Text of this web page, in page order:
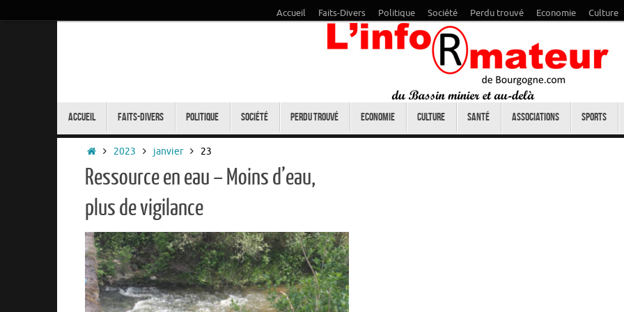
Accueil Faits-Divers Politique Société Perdu trouvé Economie Culture
Accueil Faits-Divers Politique Société Perdu trouvé Economie Culture Santé Associations Sports
Accueil
2023 janvier 23
Ressource en eau – Moins d’eau,
plus de vigilance